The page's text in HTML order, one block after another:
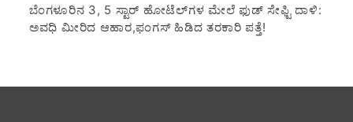
​ಬೆಂಗಳೂರಿನ 3, 5 ಸ್ಟಾರ್ ಹೋಟೆಲ್‌ಗಳ ಮೇಲೆ ಫುಡ್ ಸೇಫ್ಟಿ ದಾಳಿ:
ಅವಧಿ ಮೀರಿದ ಆಹಾರ,ಫಂಗಸ್ ಹಿಡಿದ ತರಕಾರಿ ಪತ್ತೆ!